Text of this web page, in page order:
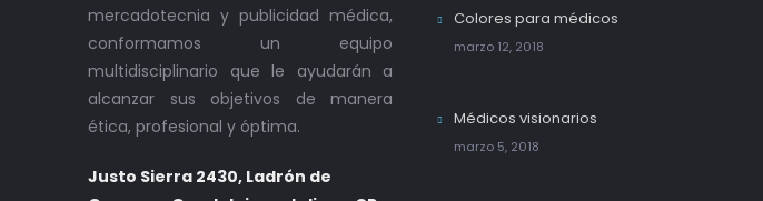
mercadotecnia y publicidad médica,
conformamos un equipo
multidisciplinario que le ayudarán a
alcanzar sus objetivos de manera
ética, profesional y óptima.
Justo Sierra 2430, Ladrón de
Colores para médicos
marzo 12, 2018
Médicos visionarios
marzo 5, 2018